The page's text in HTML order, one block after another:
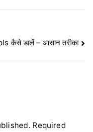
कैसे डालें – आसान तरीका
Required